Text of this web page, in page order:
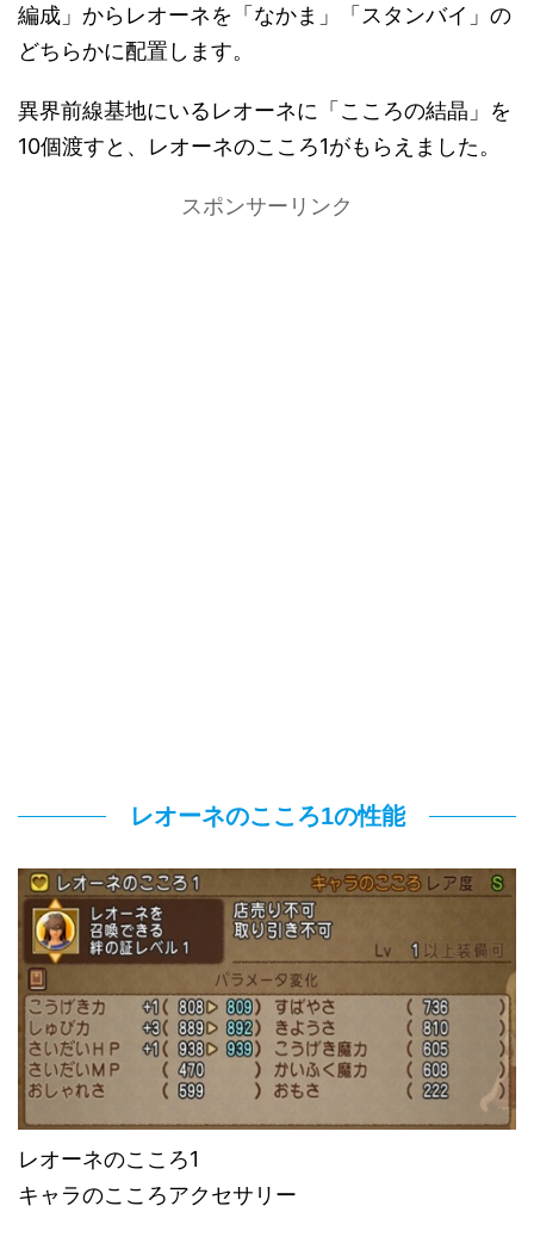
編成」からレオーネを「なかま」「スタンバイ」の
どちらかに配置します。
異界前線基地にいるレオーネに「こころの結晶」を
10個渡すと、レオーネのこころ1がもらえました。
スポンサーリンク
レオーネのこころ1の性能
レオーネのこころ1
キャラのこころアクセサリー